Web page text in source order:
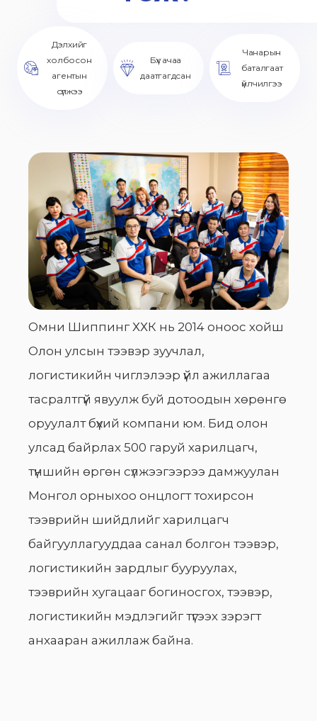
Дэлхийг
холбосон
агентын
сүлжээ
Бүх ачаа
даатгагдсан
Чанарын
баталгаат
үйлчилгээ
Омни Шиппинг ХХК нь 2014 оноос хойш
Олон улсын тээвэр зуучлал,
логистикийн чиглэлээр үйл ажиллагаа
тасралтгүй явуулж буй дотоодын хөрөнгө
оруулалт бүхий компани юм. Бид олон
улсад байрлах 500 гаруй харилцагч,
түншийн өргөн сүлжээгээрээ дамжуулан
Монгол орныхоо онцлогт тохирсон
тээврийн шийдлийг харилцагч
байгууллагууддаа санал болгон тээвэр,
логистикийн зардлыг бууруулах,
тээврийн хугацааг богиносгох, тээвэр,
логистикийн мэдлэгийг түгээх зэрэгт
анхааран ажиллаж байна.